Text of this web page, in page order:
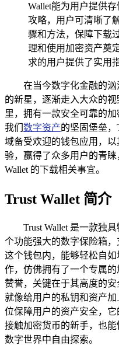
Wallet能为用户提供
攻略，用户可清晰了
骤和方法，保障下载
理和使用加密资产奠
求的用户提供了实用
在当今数字化金融的
的新星，逐渐走入大众的
里，拥有一款安全可靠的
我们 数字资产的坚固堡垒，
域备受欢迎的钱包应用，
验，赢得了众多用户的青
Wallet 的下载相关事宜。
Trust Wallet 简介
Trust Wallet 是一款独
个功能强大的数字保险箱
这个钱包内，能够轻松自
作，仿佛拥有了一个专属
赞誉，关键在于其高度的安
就像给用户的私钥和资产
位保障用户的资产安全，
接触加密货币的新手，也
数字世界中自由探索。